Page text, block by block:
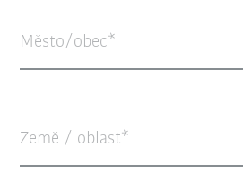
Město/obec
Země / oblast*